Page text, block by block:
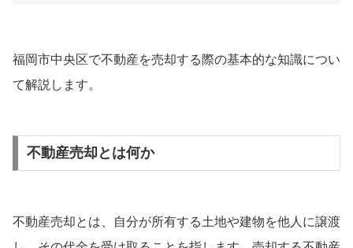
福岡市中央区で不動産を売却する際の基本的な知識につい
て解説します。
不動産売却とは何か
不動産売却とは、自分が所有する土地や建物を他人に譲渡